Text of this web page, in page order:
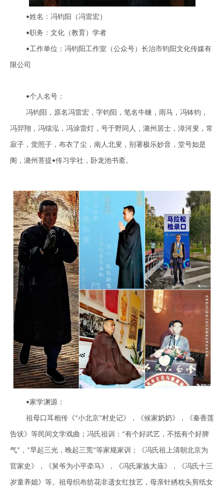
•姓名： 冯钧阳（冯雷宏）
•职务： 文化（教育）学者
•工作单位： 冯钧阳工作室（公众号） 长治市钧阳文化传媒有
限公司
•个人名号：
冯钧阳，原名冯雷宏，字钧阳，笔名牛暕，雨马，冯钵钧，
冯羿翔，冯镭泓，冯涂雷灯，号于野同人，潞州居士，漳河叟，常
寂子，觉照子，布衣了尘，南人北叟，别 署极乐妙音，堂号如是
阁，潞州菩提•传习学社 ，卧龙池书斋。
•家学渊源：
祖母口耳相传《“小北京”村史记》，《候家奶奶》，《秦香莲
告状》等民间文学戏曲；冯氏祖训： “有个好武艺，不抵有个好脾
气” ， “早起三光，晚起三荒”等家规家训；《冯氏祖上清朝北京为
官家史》，《舅爷为小平牵马》，《冯氏家族大庙》，《冯氏十三
岁童养媳》等。祖母织布纺花非遗女红技艺，母亲针綉枕头剪纸女